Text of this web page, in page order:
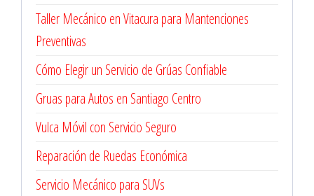
Taller Mecánico en Vitacura para Mantenciones
Preventivas
Cómo Elegir un Servicio de Grúas Confiable
Gruas para Autos en Santiago Centro
Vulca Móvil con Servicio Seguro
Reparación de Ruedas Económica
Servicio Mecánico para SUVs